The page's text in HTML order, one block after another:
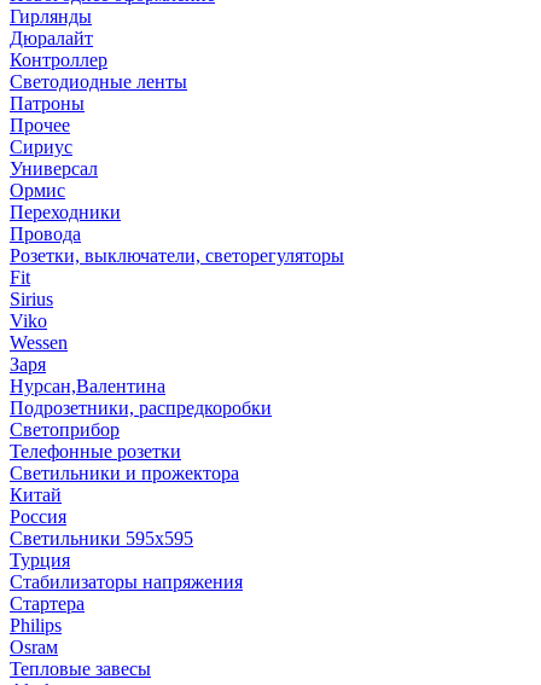
Гирлянды
Дюралайт
Контроллер
Светодиодные ленты
Патроны
Прочее
Сириус
Универсал
Ормис
Переходники
Провода
Розетки, выключатели, светорегуляторы
Fit
Sirius
Viko
Wessen
Заря
Нурсан,Валентина
Подрозетники, распредкоробки
Светоприбор
Телефонные розетки
Светильники и прожектора
Китай
Россия
Светильники 595х595
Турция
Стабилизаторы напряжения
Стартера
Philips
Оsrам
Тепловые завесы